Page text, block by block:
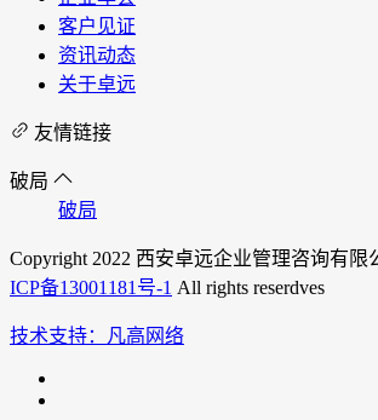
客户见证
资讯动态
关于卓远
友情链接
破局
破局
Copyright 2022 西安卓远企业管理咨询有限
ICP备13001181号-1 All rights reserdves
技术支持：凡高网络